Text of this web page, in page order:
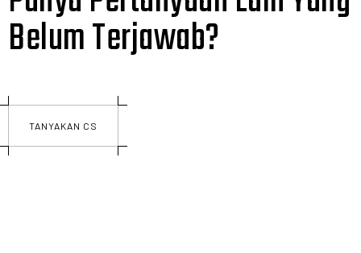
Belum Terjawab?
TANYAKAN CS